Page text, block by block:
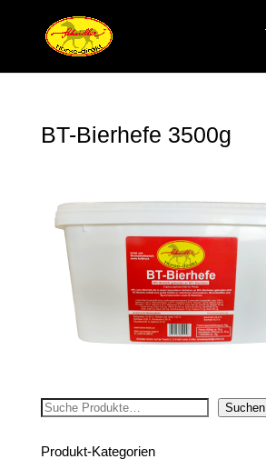
BT-Bierhefe 3500g
Suchen Suchen
Produkt-Kategorien